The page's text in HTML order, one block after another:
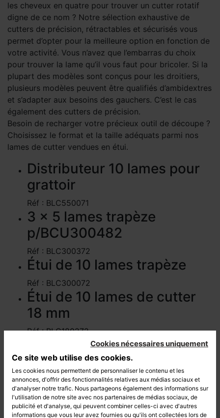
Cookies nécessaires uniquement
Ce site web utilise des cookies.
Les cookies nous permettent de personnaliser le contenu et les
annonces, d'offrir des fonctionnalités relatives aux médias sociaux et
d'analyser notre trafic. Nous partageons également des informations sur
l'utilisation de notre site avec nos partenaires de médias sociaux, de
publicité et d'analyse, qui peuvent combiner celles-ci avec d'autres
informations que vous leur avez fournies ou qu'ils ont collectées lors de
les cheveux en quatre pour trouver un cutter rotatif
digne de ce nom ? Notre sélection exhaustive de
cutters de précision, rétractables et sécurisés vous
permet d’opter pour la meilleure option en fonction de
votre activité. Vous n’avez que l’embarras du choix
pour trouver la lame qu’il vous faut pour bricoler. Si la
plupart des modèles sont conçus pour les droitiers,
plusieurs modèles peuvent être qualifiés d’ambidextres
et s’adapter aux besoins des gauchers. C’est le cas
également des cutters de précision.
Besoin de recharger votre précieux outil de découpe ?
Choisissez le format et la taille adéquats parmi nos
lames de cutter vendues en étui.
Distributeur 10 lames pour
grattoir
Réf : BLC550071
3 x 5 lames trapèze
p/BCU300482
Réf : BLC300372
Étui de 10 lames trapèze
Réf : BLC300072
Étui de 10 lames de cutter
18 mm
Réf : BLC180272
Étui de 10 lames de cutter
18 mm
Réf : BLC180171
Étui de 10 lames de cutter 9
mm